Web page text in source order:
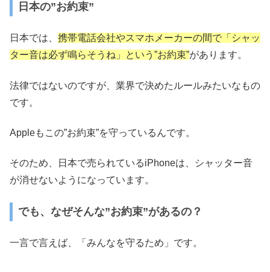
日本の”お約束”
日本では、 携帯電話会社やスマホメーカーの間で「シャッ
ター音は必ず鳴らそうね」という”お約束”があります。
法律ではないのですが、業界で決めたルールみたいなもの
です。
Appleもこの”お約束”を守っているんです。
そのため、日本で売られているiPhoneは、シャッター音
が消せないようになっています。
でも、なぜそんな”お約束”があるの？
一言で言えば、「みんなを守るため」です。